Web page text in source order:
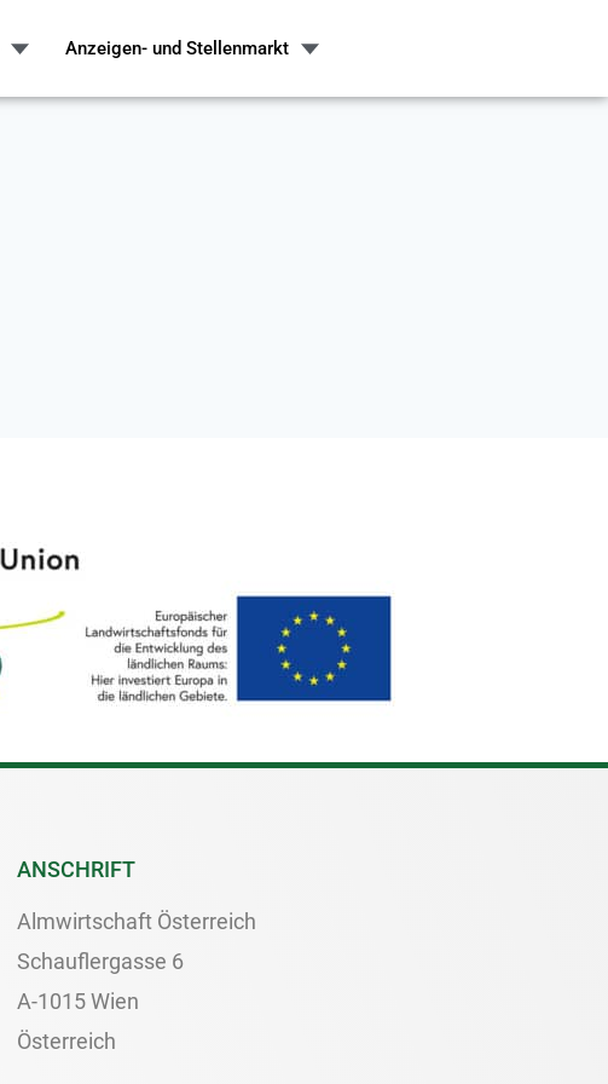
Anzeigen- und Stellenmarkt
ANSCHRIFT
Almwirtschaft Österreich
Schauflergasse 6
A-1015 Wien
Österreich